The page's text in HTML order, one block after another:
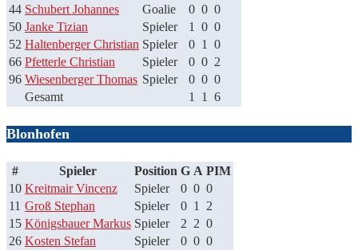
44 Schubert Johannes Goalie 0 0 0
50 Janke Tizian Spieler 1 0 0
52 Haltenberger Christian Spieler 0 1
0
66 Pfetterle Christian Spieler 0 0 2
96 Wiesenberger Thomas Spieler 0 0 0
Gesamt
1 1 6
Blonhofen
# Spieler Position G A PIM
10 Kreitmair Vincenz Spieler 0 0 0
11 Groß Stephan Spieler 0 1
2
15 Königsbauer Markus Spieler 2 2 0
26 Kosten Stefan Spieler 0 0 0